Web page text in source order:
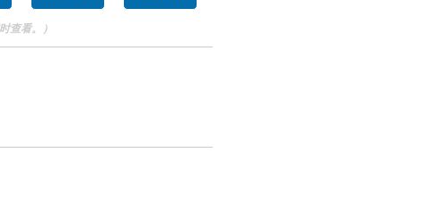
查看。）